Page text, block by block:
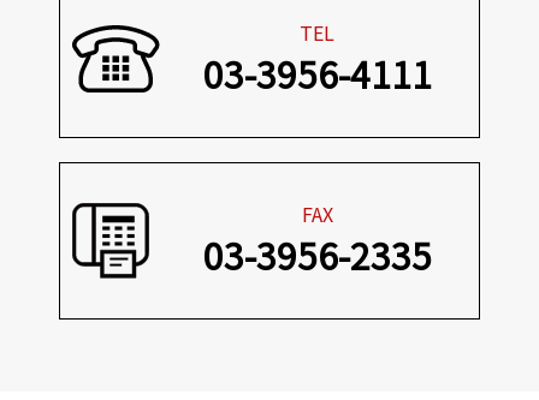
TEL
03-3956-4111
FAX
03-3956-2335